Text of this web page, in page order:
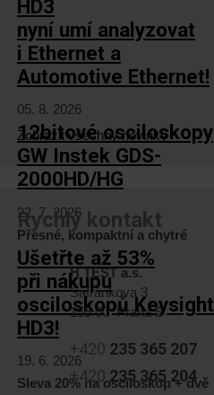
HD3
nyní umí analyzovat
i Ethernet a
Automotive Ethernet!
05. 8. 2026
12bitové osciloskopy
GW Instek GDS-
2000HD/HG
22. 7. 2026
Přesné, kompaktní a chytré
Ušetřte až 53%
při nákupu
osciloskopů Keysight
HD3!
19. 6. 2026
Sleva 20% na osciloskop + dvě
Zobrazit všechny novinky
Rychlý kontakt
H TEST a.s.
Šafránkova 3
155 00 Praha 5
+420 235 365 207
+420 235 365 204